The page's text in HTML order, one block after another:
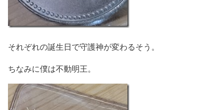
それぞれの誕生日で守護神が変わるそう。
ちなみに僕は不動明王。